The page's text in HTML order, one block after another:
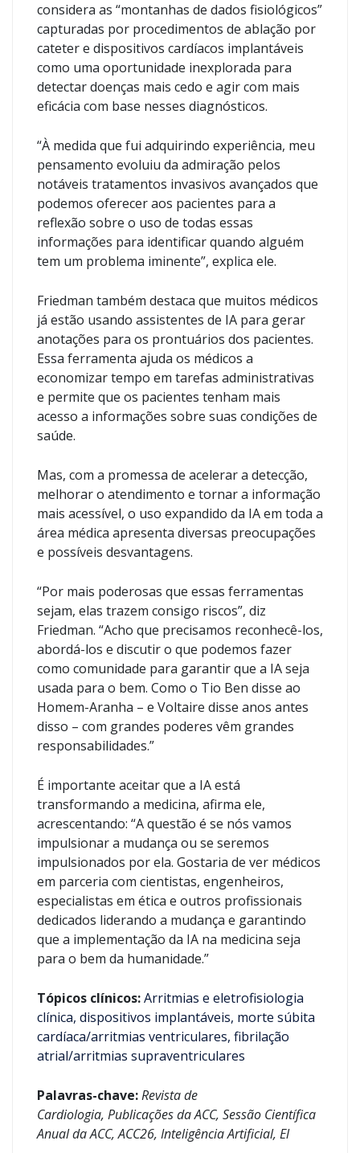
considera as “montanhas de dados fisiológicos”
capturadas por procedimentos de ablação por
cateter e dispositivos cardíacos implantáveis ​​
como uma oportunidade inexplorada para
detectar doenças mais cedo e agir com mais
eficácia com base nesses diagnósticos.
“À medida que fui adquirindo experiência, meu
pensamento evoluiu da admiração pelos
notáveis ​​tratamentos invasivos avançados que
podemos oferecer aos pacientes para a
reflexão sobre o uso de todas essas
informações para identificar quando alguém
tem um problema iminente”, explica ele.
Friedman também destaca que muitos médicos
já estão usando assistentes de IA para gerar
anotações para os prontuários dos pacientes.
Essa ferramenta ajuda os médicos a
economizar tempo em tarefas administrativas
e permite que os pacientes tenham mais
acesso a informações sobre suas condições de
saúde.
Mas, com a promessa de acelerar a detecção,
melhorar o atendimento e tornar a informação
mais acessível, o uso expandido da IA ​​em toda a
área médica apresenta diversas preocupações
e possíveis desvantagens.
“Por mais poderosas que essas ferramentas
sejam, elas trazem consigo riscos”, diz
Friedman. “Acho que precisamos reconhecê-los,
abordá-los e discutir o que podemos fazer
como comunidade para garantir que a IA seja
usada para o bem. Como o Tio Ben disse ao
Homem-Aranha – e Voltaire disse anos antes
disso – com grandes poderes vêm grandes
responsabilidades.”
É importante aceitar que a IA está
transformando a medicina, afirma ele,
acrescentando: “A questão é se nós vamos
impulsionar a mudança ou se seremos
impulsionados por ela. Gostaria de ver médicos
em parceria com cientistas, engenheiros,
especialistas em ética e outros profissionais
dedicados liderando a mudança e garantindo
que a implementação da IA ​​na medicina seja
para o bem da humanidade.”
Tópicos clínicos:Arritmias e eletrofisiologia
clínica, dispositivos implantáveis, morte súbita
cardíaca/arritmias ventriculares, fibrilação
atrial/arritmias supraventriculares
Palavras-chave:Revista de
Cardiologia, Publicações da ACC, Sessão Científica
Anual da ACC, ACC26, Inteligência Artificial, El